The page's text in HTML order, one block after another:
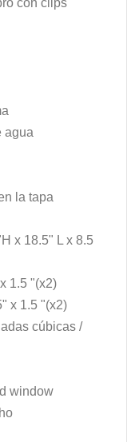
agua
la tapa
x 18.5" L x 8.5
1.5 "(x2)
x 1.5 "(x2)
cúbicas /
window